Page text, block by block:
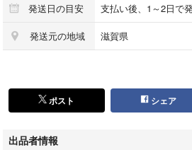
しっとりとしたダークブラウンのスエード
が、クラシックな中にモードなエッセンス
デザインとしてのふわりと柔らかなファー
発送日の目安 支払い後、1～2日で
発送元の地域 滋賀県
ポスト シェア
出品者情報